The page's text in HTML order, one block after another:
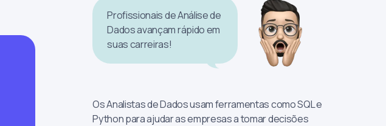
Os Analistas de Dados usam ferramentas como SQL e
Python para ajudar as empresas a tomar decisões
Profissionais de Análise de
Dados avançam rápido em
suas carreiras!